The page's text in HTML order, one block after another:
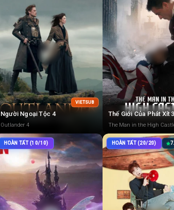
VIETSUB
Người Ngoại Tộc 4
Outlander 4
Thế Giới Của Phát Xít
The Man in the High
HOÀN TẤT (10/10) HOÀN TẤT (20/20)